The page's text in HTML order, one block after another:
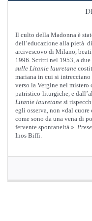
Il culto della Madonna è
dell’educazione alla pietà
arcivescovo di Milano,
1996. Scritti nel 1953, a
sulle Litanie lauretane
mariana in cui si
verso la Vergine nel
patristico-liturgiche, e
Litanie lauretanesi
egli osserva, non «dal
come sono da una vena di
fervente spontaneità ».
Inos Biffi.